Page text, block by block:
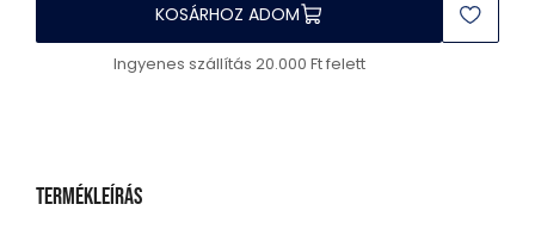
KOSÁRHOZ ADOM
Ingyenes szállítás 20.000 Ft felett
Termékleírás